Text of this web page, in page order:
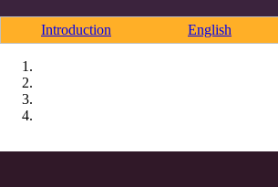
Introduction English